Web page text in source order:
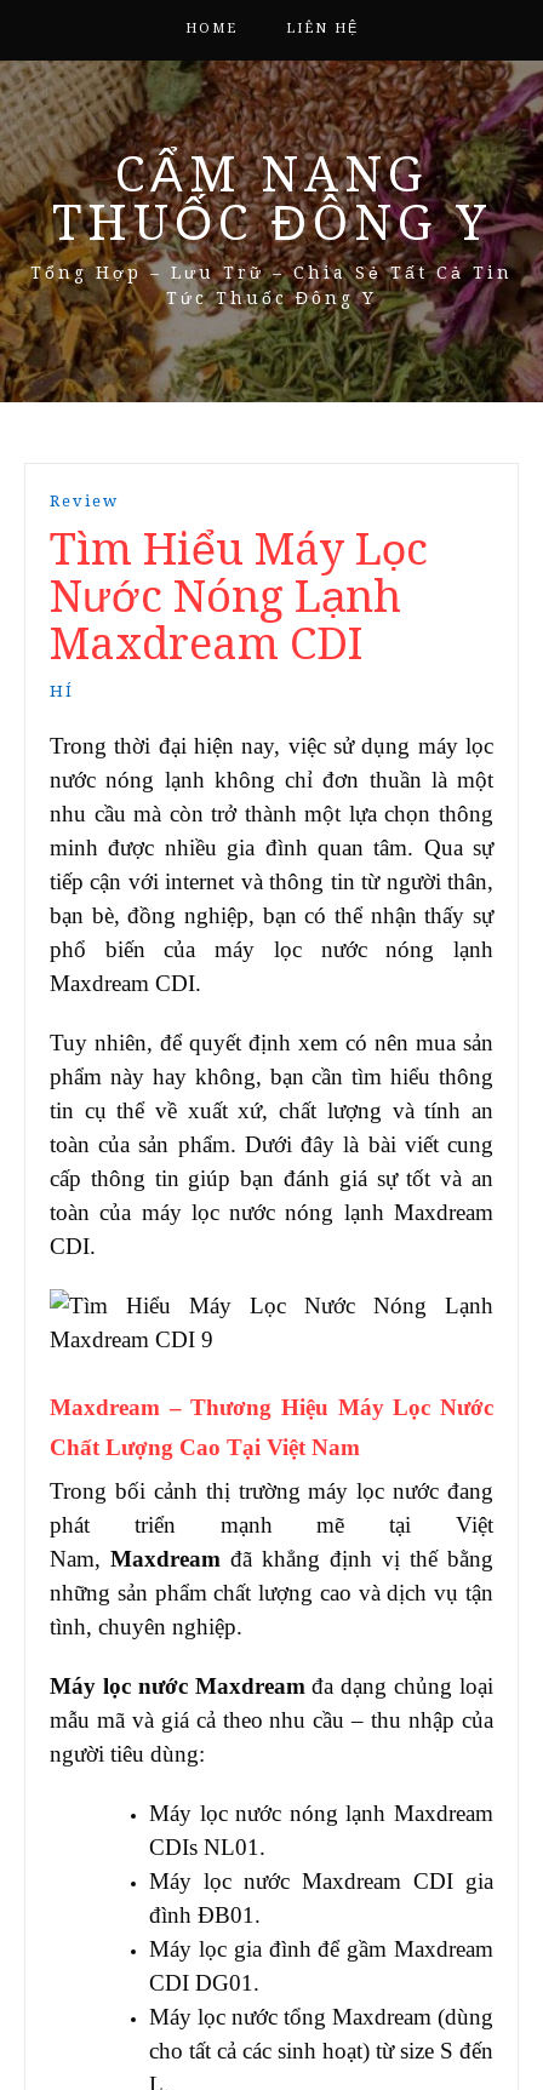
HOME LIÊN HỆ
CẨM NANG
THUỐC ĐÔNG Y
Tổng Hợp – Lưu Trữ – Chia Sẻ Tất Cả Tin
Tức Thuốc Đông Y
Review
Tìm Hiểu Máy Lọc
Nước Nóng Lạnh
Maxdream CDI
HÍ
Trong thời đại hiện nay, việc sử dụng máy lọc
nước nóng lạnh không chỉ đơn thuần là một
nhu cầu mà còn trở thành một lựa chọn thông
minh được nhiều gia đình quan tâm. Qua sự
tiếp cận với internet và thông tin từ người thân,
bạn bè, đồng nghiệp, bạn có thể nhận thấy sự
phổ biến của máy lọc nước nóng lạnh
Maxdream CDI.
Tuy nhiên, để quyết định xem có nên mua sản
phẩm này hay không, bạn cần tìm hiểu thông
tin cụ thể về xuất xứ, chất lượng và tính an
toàn của sản phẩm. Dưới đây là bài viết cung
cấp thông tin giúp bạn đánh giá sự tốt và an
toàn của máy lọc nước nóng lạnh Maxdream
CDI.
Maxdream – Thương Hiệu Máy Lọc Nước
Chất Lượng Cao Tại Việt Nam
Trong bối cảnh thị trường máy lọc nước đang
phát triển mạnh mẽ tại Việt
Nam, Maxdream đã khẳng định vị thế bằng
những sản phẩm chất lượng cao và dịch vụ tận
tình, chuyên nghiệp.
Máy lọc nước Maxdream đa dạng chủng loại
mẫu mã và giá cả theo nhu cầu – thu nhập của
người tiêu dùng:
Máy lọc nước nóng lạnh Maxdream
CDIs NL01.
Máy lọc nước Maxdream CDI gia
đình ĐB01.
Máy lọc gia đình để gầm Maxdream
CDI DG01.
Máy lọc nước tổng Maxdream (dùng
cho tất cả các sinh hoạt) từ size S đến
L.